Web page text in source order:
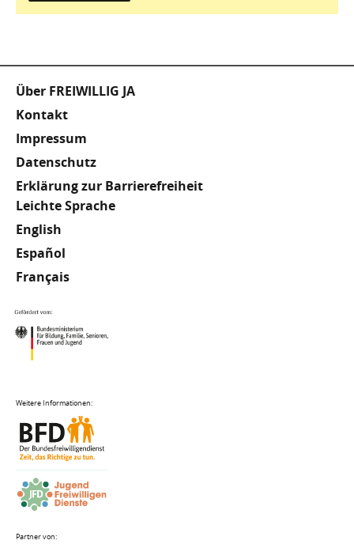
Fußzeile
Über FREIWILLIG JA
Kontakt
Impressum
Datenschutz
Erklärung zur Barrierefreiheit
Meta
Footer
Leichte Sprache
English
Español
Français